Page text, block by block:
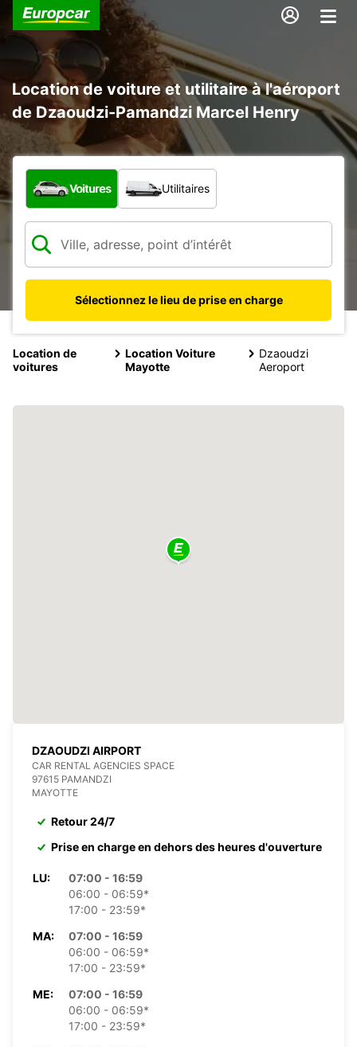
Location de voiture et utilitaire à l'aéroport
de Dzaoudzi-Pamandzi Marcel Henry
Quel type de véhicule ?
Voitures Utilitaires
Sélectionnez le lieu de prise en charge
Location de
voitures
Location Voiture
Mayotte
Dzaoudzi
Aeroport
DZAOUDZI AIRPORT
CAR RENTAL AGENCIES SPACE
97615 PAMANDZI
MAYOTTE
Retour 24/7
Prise en charge en dehors des heures d'ouverture
LU:
07:00 - 16:59
06:00 - 06:59*
17:00 - 23:59*
MA:
07:00 - 16:59
06:00 - 06:59*
17:00 - 23:59*
ME:
07:00 - 16:59
06:00 - 06:59*
17:00 - 23:59*